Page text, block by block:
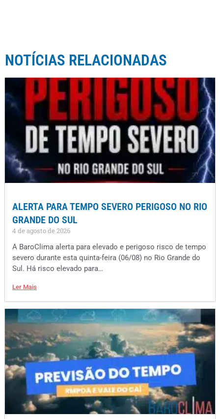
NOTÍCIAS RELACIONADAS
ALERTA PARA TEMPO SEVERO PERIGOSO NO RIO
GRANDE DO SUL
4 de agosto de 2026
A BaroClima alerta para elevado e perigoso risco de tempo
severo durante esta quinta-feira (06/08) no Rio Grande do
Sul. Há risco elevado para…
Ler Mais